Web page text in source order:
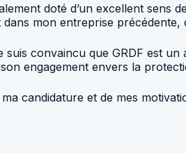
doté d’un excellent
mon entreprise
convaincu que GRDF est
engagement envers la
candidature et de mes